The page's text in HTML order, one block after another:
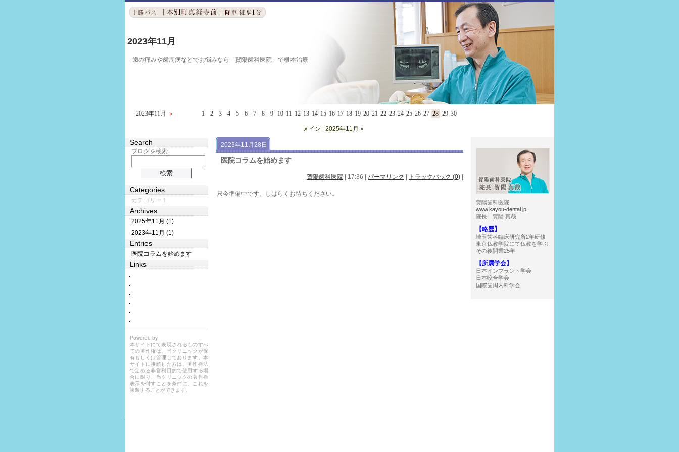
2023年11月
歯の痛みや歯周病などでお悩みなら「賀陽歯科医院」で根本治療
2023年11月 » 1 2 3 4 5 6 7 8 9 10 11 12 13 14 15 16 17 18 19 20 21 22 23 24 25 26 27 28 29 30
2023年11月28日
医院コラムを始めます
賀陽歯科医院 | 17:36 パーマリンク トラックバック (0)
只今準備中です。しばらくお待ちください。
メイン 2025年11月 »
Search
ブログを検索:
Categories
カテゴリー１
Archives
2025年11月 (1)
2023年11月 (1)
Entries
医院コラムを始めます
Links
Powered by
本サイトにて表現されるものすべ
ての著作権は、当クリニックが保
有もしくは管理しております。本
サイトに接続した方は、著作権法
で定める非営利目的で使用する場
合に限り、当クリニックの著作権
表示を付すことを条件に、これを
複製することができます。
賀陽歯科医院
www.kayou-dental.jp
院長 賀陽 真哉
【略歴】
埼玉歯科臨床研究所2年研修
東京仏教学院にて仏教を学ぶ
その後開業25年
【所属学会】
日本インプラント学会
日本咬合学会
国際歯周内科学会